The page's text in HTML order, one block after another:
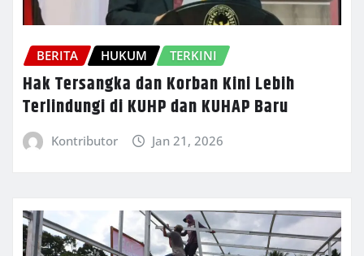
BERITA HUKUM TERKINI
Hak Tersangka dan Korban Kini Lebih
Terlindungi di KUHP dan KUHAP Baru
Kontributor Jan 21, 2026